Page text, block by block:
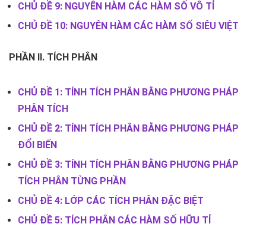
CHỦ ĐỀ 9: NGUYÊN HÀM CÁC HÀM SỐ VÔ TỈ
CHỦ ĐỀ 10: NGUYÊN HÀM CÁC HÀM SỐ SIÊU VIỆT
PHẦN II. TÍCH PHÂN
CHỦ ĐỀ 1: TÍNH TÍCH PHÂN BẰNG PHƯƠNG PHÁP
PHÂN TÍCH
CHỦ ĐỀ 2: TÍNH TÍCH PHÂN BẰNG PHƯƠNG PHÁP
ĐỔI BIẾN
CHỦ ĐỀ 3: TÍNH TÍCH PHÂN BẰNG PHƯƠNG PHÁP
TÍCH PHÂN TỪNG PHẦN
CHỦ ĐỀ 4: LỚP CÁC TÍCH PHÂN ĐẶC BIỆT
CHỦ ĐỀ 5: TÍCH PHÂN CÁC HÀM SỐ HỮU TỈ